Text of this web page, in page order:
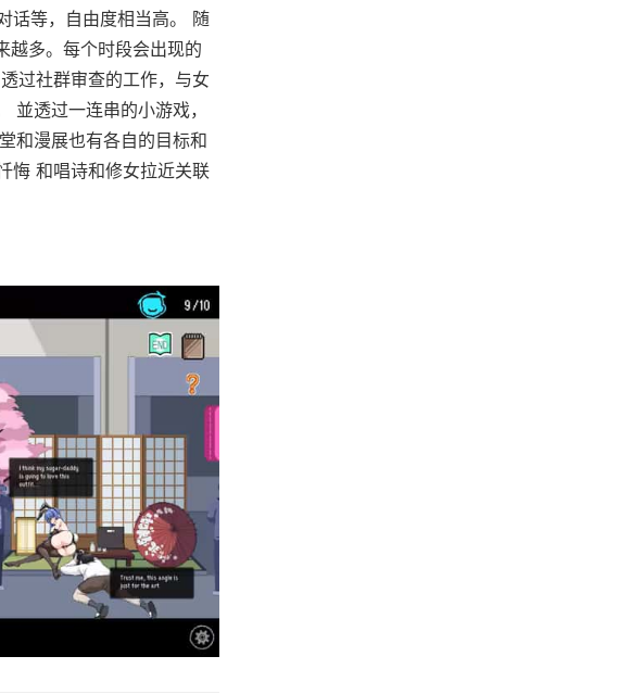
话等，自由度相当高。 随
越多。每个时段会出现的
过社群审查的工作，与女
並透过一连串的小游戏，
和漫展也有各自的目标和
悔 和唱诗和修女拉近关联